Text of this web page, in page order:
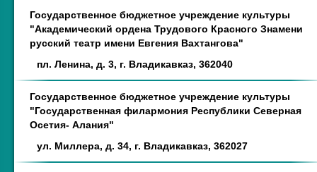
Государственное бюджетное учреждение культуры
"Академический ордена Трудового Красного Знамени
русский театр имени Евгения Вахтангова"
пл. Ленина, д. 3, г. Владикавказ, 362040
Государственное бюджетное учреждение культуры
"Государственная филармония Республики Северная
Осетия- Алания"
ул. Миллера, д. 34, г. Владикавказ, 362027